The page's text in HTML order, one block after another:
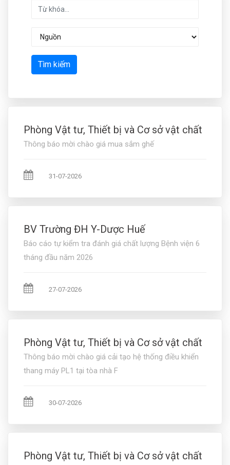
Tìm kiếm
Phòng Vật tư, Thiết bị và Cơ sở vật chất
Thông báo mời chào giá mua sắm ghế
31-07-2026
BV Trường ĐH Y-Dược Huế
Báo cáo tự kiểm tra đánh giá chất lượng Bệnh viện 6
tháng đầu năm 2026
27-07-2026
Phòng Vật tư, Thiết bị và Cơ sở vật chất
Thông báo mời chào giá cải tạo hệ thống điều khiển
thang máy PL1 tại tòa nhà F
30-07-2026
Phòng Vật tư, Thiết bị và Cơ sở vật chất